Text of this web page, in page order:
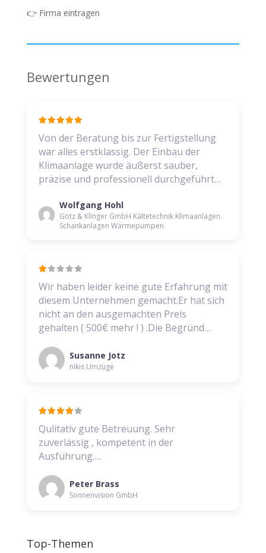
👉 Firma eintragen
Bewertungen
Von der Beratung bis zur Fertigstellung
war alles erstklassig. Der Einbau der
Klimaanlage wurde äußerst sauber,
präzise und professionell durchgeführt…
Wolfgang Hohl
Götz & Klinger GmbH Kältetechnik Klimaanlagen
Schankanlagen Wärmepumpen
Wir haben leider keine gute Erfahrung mit
diesem Unternehmen gemacht.Er hat sich
nicht an den ausgemachten Preis
gehalten ( 500€ mehr ! ) .Die Begründ…
Susanne Jotz
nikis Umzüge
Qulitativ gute Betreuung. Sehr
zuverlässig , kompetent in der
Ausführung.…
Peter Brass
Sonnenvision GmbH
Top-Themen